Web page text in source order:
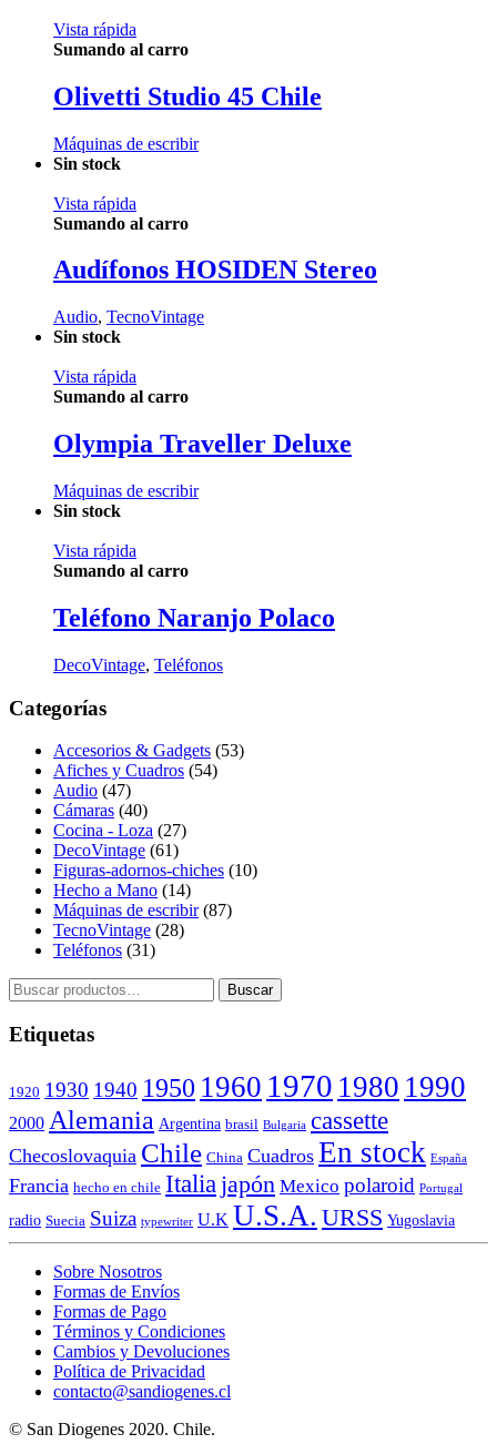
Vista rápida
Sumando al carro
Olivetti Studio 45 Chile
Máquinas de escribir
Sin stock
Vista rápida
Sumando al carro
Audífonos HOSIDEN Stereo
Audio, TecnoVintage
Sin stock
Vista rápida
Sumando al carro
Olympia Traveller Deluxe
Máquinas de escribir
Sin stock
Vista rápida
Sumando al carro
Teléfono Naranjo Polaco
DecoVintage, Teléfonos
Categorías
Accesorios & Gadgets (53)
Afiches y Cuadros (54)
Audio (47)
Cámaras (40)
Cocina - Loza (27)
DecoVintage (61)
Figuras-adornos-chiches (10)
Hecho a Mano (14)
Máquinas de escribir (87)
TecnoVintage (28)
Teléfonos (31)
Buscar
por:
Buscar
Etiquetas
1920 1930 1940 1950 1960 1970 1980 1990
2000 Alemania Argentina brasil Bulgaria cassette
Checoslovaquia Chile China Cuadros En stock España
Francia hecho en chile Italia japón Mexico polaroid Portugal
radio Suecia Suiza typewriter U.K U.S.A. URSS Yugoslavia
Sobre Nosotros
Formas de Envíos
Formas de Pago
Términos y Condiciones
Cambios y Devoluciones
Política de Privacidad
contacto@sandiogenes.cl
© San Diogenes 2020. Chile.